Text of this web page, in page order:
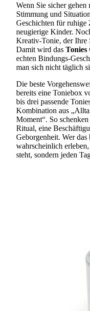
Wenn Sie sicher
Stimmung und
Geschichten für ruhige
neugierige Kinder.
Kreativ-Tonie, der Ihre
Damit wird das Tonies
echten Bindungs-
man sich nicht täglich
Die beste
bereits eine Toniebox
bis drei passende
Kombination aus
Moment“. So
Ritual, eine
Geborgenheit. Wer
wahrscheinlich
steht, sondern jeden